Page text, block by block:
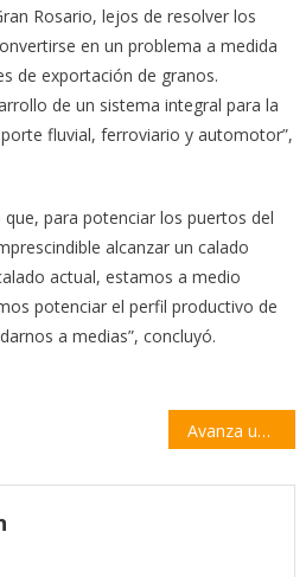
Rosario, lejos de resolver los
en un problema a medida
de exportación de granos.
de un sistema integral para la
fluvial, ferroviario y automotor”,
para potenciar los puertos del
alcanzar un calado
actual, estamos a medio
potenciar el perfil productivo de
a medias”, concluyó.
Avanza un proyecto que prohíbe escuchar música sin auriculares en el colectivo